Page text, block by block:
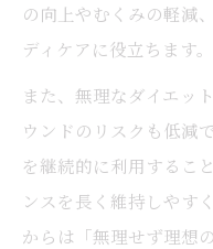
の向上やむくみの軽減
ディケアに役立ちます。
また、無理なダイエッ
ウンドのリスクも低減
を継続的に利用するこ
ンスを長く維持しやす
からは「無理せず理想